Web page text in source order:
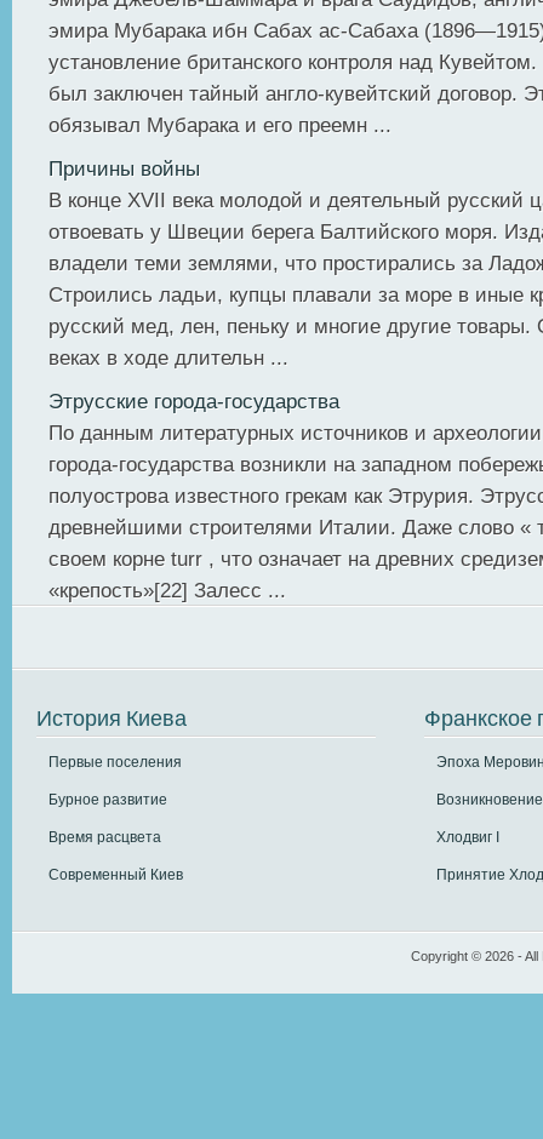
эмира Мубарака ибн Сабах ас-Сабаха
установление британского контроля над Кувейтом.
был заключен тайный англо-кувейтский договор.
обязывал Мубарака и его преемн ...
Причины войны
В конце XVII века молодой и деятельный русский
отвоевать у Швеции берега Балтийского моря.
владели теми землями, что простирались за
Строились ладьи, купцы плавали за море в иные
русский мед, лен, пеньку и многие другие
веках в ходе длительн ...
Этрусские города-государства
По данным литературных источников и
города-государства возникли на западном
полуострова известного грекам как Этрурия.
древнейшими строителями Италии. Даже слово «
своем корне turr , что означает на древних
«крепость»[22] Залесс ...
История Киева
Первые поселения
Бурное развитие
Время расцвета
Современный Киев
Франкское
Эпоха
Хлодвиг I
Принятие
Copyright © 2026 -